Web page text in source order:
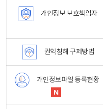
개인정보 보호책임자
권익침해 구제방법
개인정보파일 등록현황